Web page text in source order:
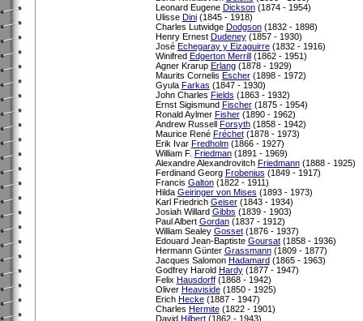
Leonard Eugene Dickson(1874 - 1954)
Ulisse Dini(1845 - 1918)
Charles Lutwidge Dodgson(1832 - 1898)
Henry Ernest Dudeney(1857 - 1930)
José Echegaray y Eizaguirre(1832 - 1916)
Winifred Edgerton Merrill(1862 - 1951)
Agner Krarup Erlang(1878 - 1929)
Maurits Cornelis Escher(1898 - 1972)
Gyula Farkas (1847 - 1930)
John Charles Fields (1863 - 1932)
Ernst Sigismund Fischer(1875 - 1954)
Ronald Aylmer Fisher(1890 - 1962)
Andrew Russell Forsyth(1858 - 1942)
Maurice René Fréchet(1878 - 1973)
Erik Ivar Fredholm(1866 - 1927)
William F. Friedman(1891 - 1969)
Alexandre Alexandrovitch Friedmann(1888 - 1925)
Ferdinand Georg Frobenius (1849 - 1917)
Francis Galton(1822 - 1911)
Hilda Geiringer von Mises (1893 - 1973)
Karl Friedrich Geiser(1843 - 1934)
Josiah Willard Gibbs (1839 - 1903)
Paul Albert Gordan(1837 - 1912)
William Sealey Gosset(1876 - 1937)
Edouard Jean-Baptiste Goursat(1858 - 1936)
Hermann Günter Grassmann(1809 - 1877)
Jacques Salomon Hadamard(1865 - 1963)
Godfrey Harold Hardy(1877 - 1947)
Felix Hausdorff(1868 - 1942)
Oliver Heaviside(1850 - 1925)
Erich Hecke(1887 - 1947)
Charles Hermite(1822 - 1901)
David Hilbert(1862 - 1943)